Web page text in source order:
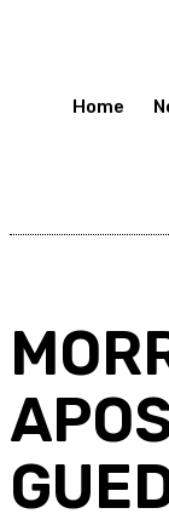
Home